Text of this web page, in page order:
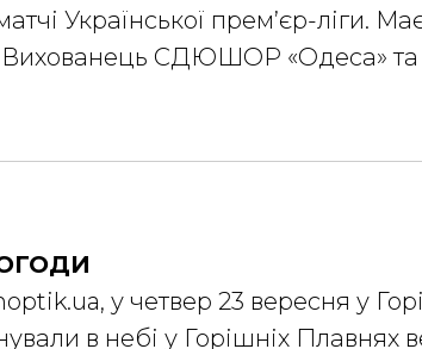
Української прем’єр-ліги.
Вихованець СДЮШОР «Одеса»
у четвер 23 вересня у
в небі у Горішніх Плавнях